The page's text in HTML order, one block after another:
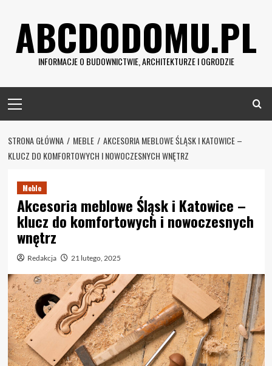
contentABCDODOMU.PL
INFORMACJE O BUDOWNICTWIE, ARCHITEKTURZE I OGRODZIE
Menu
STRONA GŁÓWNA MEBLE
AKCESORIA MEBLOWE ŚLĄSK I KATOWICE –
KLUCZ DO KOMFORTOWYCH I NOWOCZESNYCH WNĘTRZ
Meble
Akcesoria meblowe Śląsk i Katowice –
klucz do komfortowych i nowoczesnych
wnętrz
Redakcja 21 lutego, 2025